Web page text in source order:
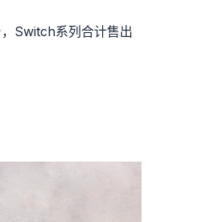
Switch系列合计售出